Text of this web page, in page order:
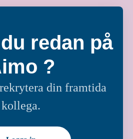
redan på
?
din framtida
kollega.